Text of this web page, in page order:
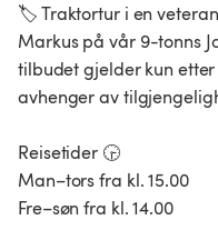
🏷️ Traktortur i en
Markus på vår 9-tonns
tilbudet gjelder kun
avhenger av
Reisetider 🕞
Man–tors fra kl. 15.00
Fre–søn fra kl. 14.00